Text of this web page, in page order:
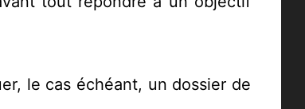
le cas échéant, un dossier de